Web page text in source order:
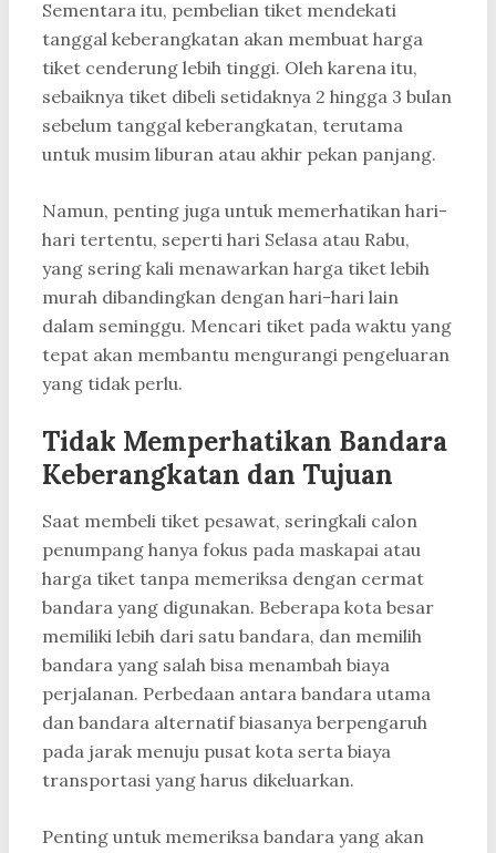
Sementara itu, pembelian tiket mendekati
tanggal keberangkatan akan membuat harga
tiket cenderung lebih tinggi. Oleh karena itu,
sebaiknya tiket dibeli setidaknya 2 hingga 3 bulan
sebelum tanggal keberangkatan, terutama
untuk musim liburan atau akhir pekan panjang.
Namun, penting juga untuk memerhatikan hari-
hari tertentu, seperti hari Selasa atau Rabu,
yang sering kali menawarkan harga tiket lebih
murah dibandingkan dengan hari-hari lain
dalam seminggu. Mencari tiket pada waktu yang
tepat akan membantu mengurangi pengeluaran
yang tidak perlu.
Tidak Memperhatikan Bandara
Keberangkatan dan Tujuan
Saat membeli tiket pesawat, seringkali calon
penumpang hanya fokus pada maskapai atau
harga tiket tanpa memeriksa dengan cermat
bandara yang digunakan. Beberapa kota besar
memiliki lebih dari satu bandara, dan memilih
bandara yang salah bisa menambah biaya
perjalanan. Perbedaan antara bandara utama
dan bandara alternatif biasanya berpengaruh
pada jarak menuju pusat kota serta biaya
transportasi yang harus dikeluarkan.
Penting untuk memeriksa bandara yang akan